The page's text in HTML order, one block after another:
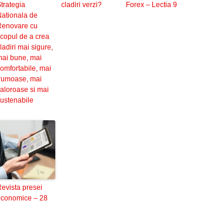
de
cu
de a crea
mai sigure,
bune, mai
mai
mai
si mai
cladiri verzi?
Forex – Lectia 9
presei
– 28